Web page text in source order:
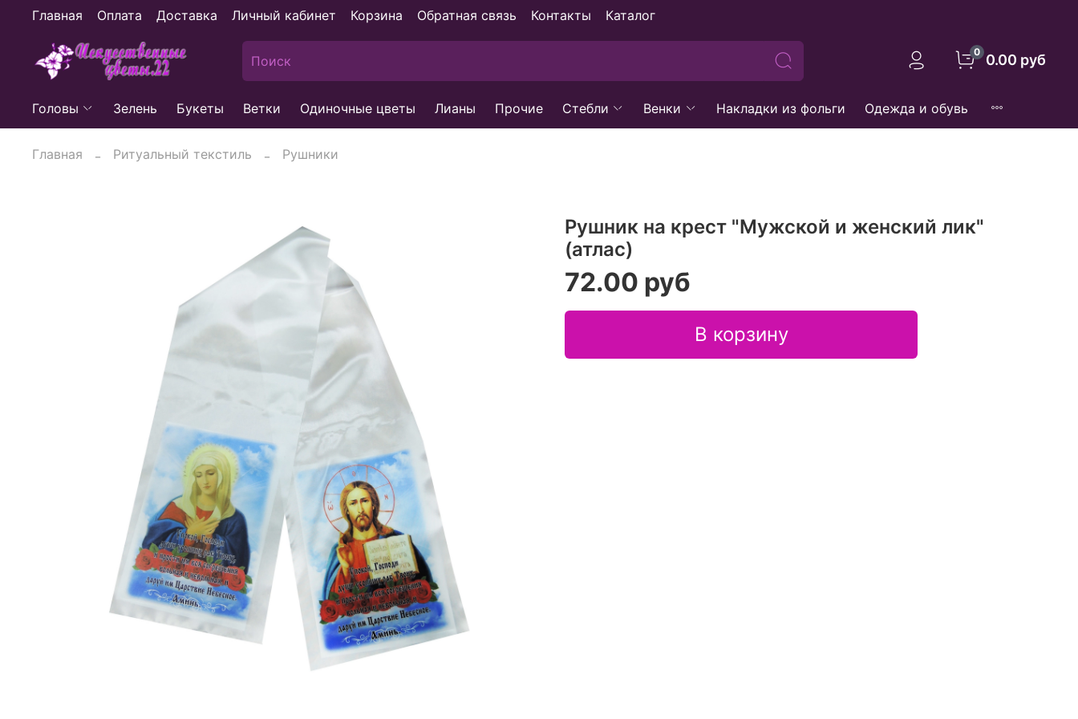
Главная Оплата Доставка Личный кабинет Корзина Обратная связь Контакты Каталог
0 0.00 руб
Головы Зелень Букеты Ветки Одиночные цветы Лианы Прочие Стебли Венки Накладки из фольги Одежда и обувь
Главная Ритуальный текстиль Рушники
Рушник на крест "Мужской и женский лик"
(атлас)
72.00 руб
В корзину